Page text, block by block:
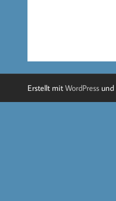
Erstellt mit WordPressund